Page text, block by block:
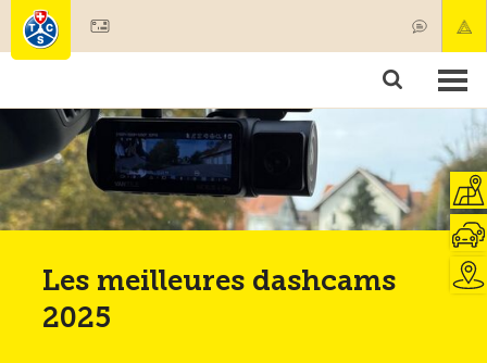
Membres & prestations
Tests, sécurité & santé
Les meilleures dashcams
2025